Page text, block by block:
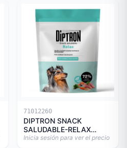
71012260
DIPTRON SNACK
SALUDABLE-RELAX
150GR
Inicia sesión para ver el precio